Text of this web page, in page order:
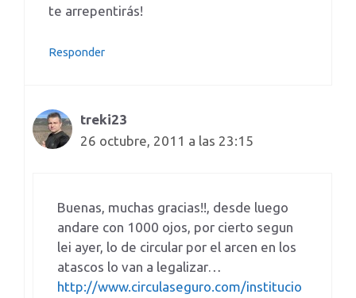
te arrepentirás!
Responder
treki23
26 octubre, 2011 a las 23:15
Buenas, muchas gracias!!, desde luego
andare con 1000 ojos, por cierto segun
lei ayer, lo de circular por el arcen en los
atascos lo van a legalizar…
http://www.circulaseguro.com/institucio